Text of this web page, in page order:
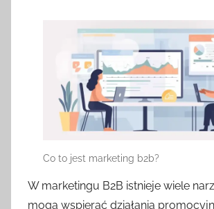
Co to jest marketing b2b?
W marketingu B2B istnieje wiele
mogą wspierać działania